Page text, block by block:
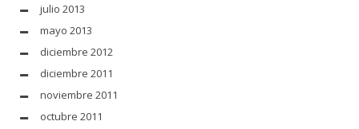
julio 2013
mayo 2013
diciembre 2012
diciembre 2011
noviembre 2011
octubre 2011